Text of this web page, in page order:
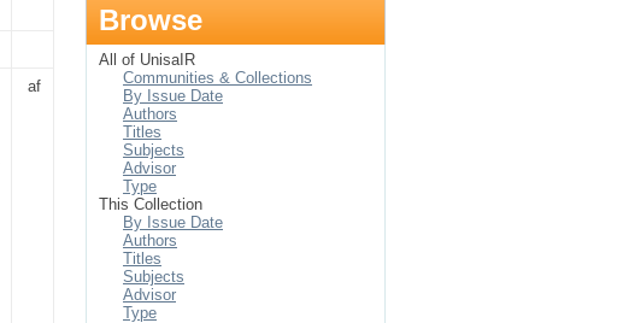
af
Browse
All of UnisaIR
Communities & Collections
By Issue Date
Authors
Titles
Subjects
Advisor
Type
This Collection
By Issue Date
Authors
Titles
Subjects
Advisor
Type